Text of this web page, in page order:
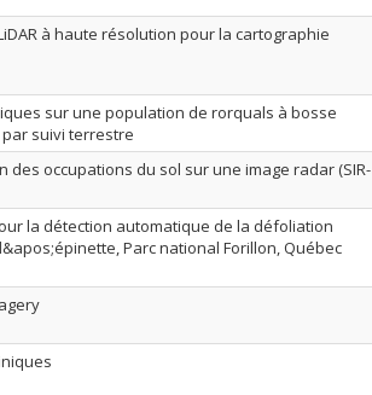
à haute résolution pour la cartographie
sur une population de rorquals à bosse
suivi terrestre
occupations du sol sur une image radar (SIR-
la détection automatique de la défoliation
Parc national Forillon, Québec